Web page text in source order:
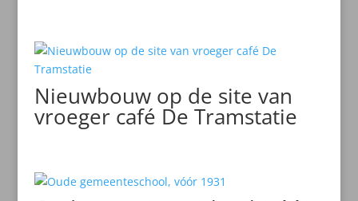
Nieuwbouw op de site van
vroeger café De Tramstatie